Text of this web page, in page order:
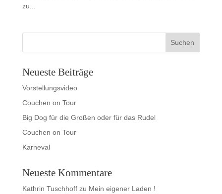
zu...
Neueste Beiträge
Vorstellungsvideo
Couchen on Tour
Big Dog für die Großen oder für das Rudel
Couchen on Tour
Karneval
Neueste Kommentare
Kathrin Tuschhoffzu Mein eigener Laden !